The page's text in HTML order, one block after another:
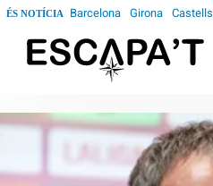
ÉS NOTÍCIA Barcelona Girona Castells